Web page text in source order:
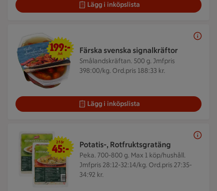
Lägg i inköpslista
Färska svenska signalkräftor
Smålandskräftan. 500 g. Jmfpris
398:00/kg. Ord.pris 188:33 kr.
199 kr/st
199:-
/st
Lägg i inköpslista
Potatis-, Rotfruktsgratäng
Peka. 700-800 g. Max 1 köp/hushåll.
Jmfpris 28:12-32:14/kg. Ord.pris 27:35-
34:92 kr.
2 för 45 kr
2 för
45:-